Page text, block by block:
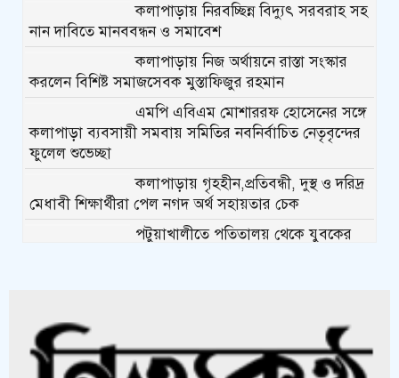
কলাপাড়ায় নিরবচ্ছিন্ন বিদ্যুৎ সরবরাহ সহ
নান দাবিতে মানববন্ধন ও সমাবেশ
কলাপাড়ায় নিজ অর্থায়নে রাস্তা সংস্কার
করলেন বিশিষ্ট সমাজসেবক মুস্তাফিজুর রহমান
এমপি এবিএম মোশাররফ হোসেনের সঙ্গে
কলাপাড়া ব্যবসায়ী সমবায় সমিতির নবনির্বাচিত নেতৃবৃন্দের
ফুলেল শুভেচ্ছা
কলাপাড়ায় গৃহহীন,প্রতিবন্ধী, দুস্থ ও দরিদ্র
মেধাবী শিক্ষার্থীরা পেল নগদ অর্থ সহায়তার চেক
পটুয়াখালীতে পতিতালয় থেকে যুবকের
কলাপাড়ায় পাটাতন ভেঙ্গে পড়া সেই
মসজিদের সংস্কার কাজ শুরু